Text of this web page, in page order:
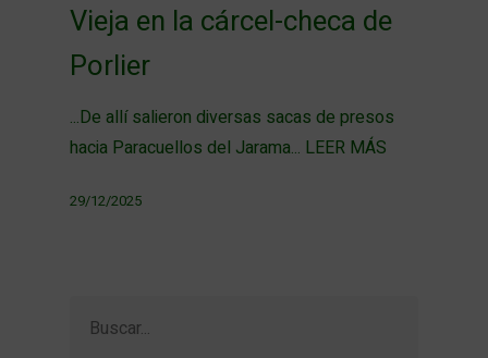
Vieja en la cárcel-checa de
Porlier
...De allí salieron diversas sacas de presos
hacia Paracuellos del Jarama... LEER MÁS
29/12/2025